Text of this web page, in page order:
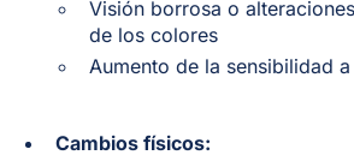
Visión borrosa o
de los colores
Aumento de la sensibilidad
Cambios físicos: